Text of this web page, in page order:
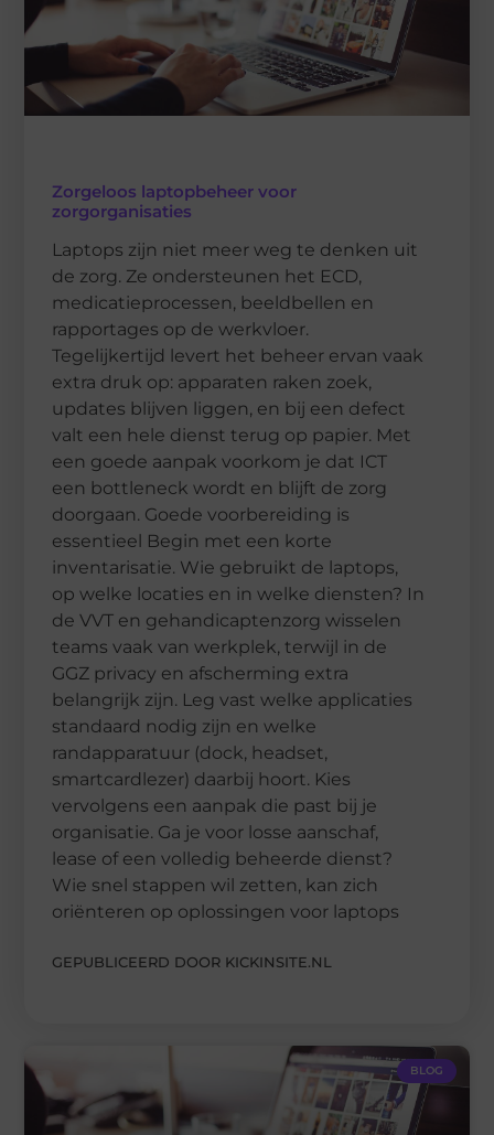
Zorgeloos laptopbeheer voor
zorgorganisaties
Laptops zijn niet meer weg te denken uit
de zorg. Ze ondersteunen het ECD,
medicatieprocessen, beeldbellen en
rapportages op de werkvloer.
Tegelijkertijd levert het beheer ervan vaak
extra druk op: apparaten raken zoek,
updates blijven liggen, en bij een defect
valt een hele dienst terug op papier. Met
een goede aanpak voorkom je dat ICT
een bottleneck wordt en blijft de zorg
doorgaan. Goede voorbereiding is
essentieel Begin met een korte
inventarisatie. Wie gebruikt de laptops,
op welke locaties en in welke diensten? In
de VVT en gehandicaptenzorg wisselen
teams vaak van werkplek, terwijl in de
GGZ privacy en afscherming extra
belangrijk zijn. Leg vast welke applicaties
standaard nodig zijn en welke
randapparatuur (dock, headset,
smartcardlezer) daarbij hoort. Kies
vervolgens een aanpak die past bij je
organisatie. Ga je voor losse aanschaf,
lease of een volledig beheerde dienst?
Wie snel stappen wil zetten, kan zich
oriënteren op oplossingen voor laptops
GEPUBLICEERD DOOR KICKINSITE.NL
BLOG